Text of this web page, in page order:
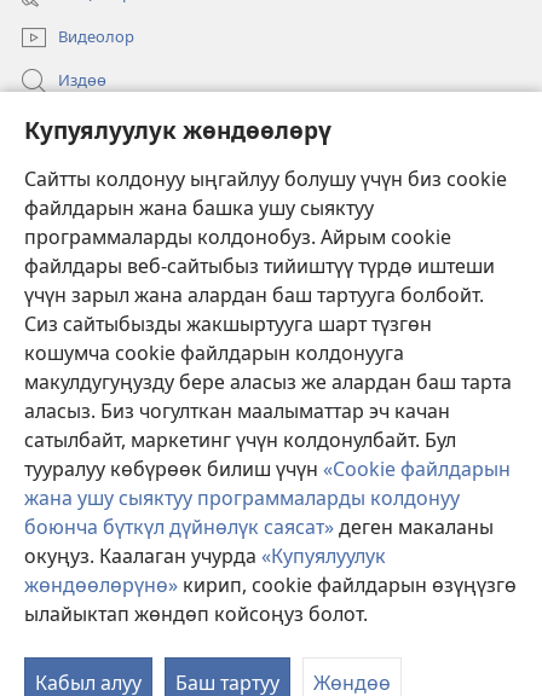
Купуялуулук жөндөөлөрү
Сайтты колдонуу ыңгайлуу болушу үчүн биз cookie
файлдарын жана башка ушу сыяктуу
программаларды колдонобуз. Айрым cookie
файлдары веб-сайтыбыз тийиштүү түрдө иштеши
үчүн зарыл жана алардан баш тартууга болбойт.
Сиз сайтыбызды жакшыртууга шарт түзгөн
кошумча cookie файлдарын колдонууга
макулдугуңузду бере аласыз же алардан баш тарта
аласыз. Биз чогулткан маалыматтар эч качан
сатылбайт, маркетинг үчүн колдонулбайт. Бул
тууралуу көбүрөөк билиш үчүн «Cookie файлдарын
жана ушу сыяктуу программаларды колдонуу
боюнча бүткүл дүйнөлүк саясат»деген макаланы
окуңуз. Каалаган учурда «Купуялуулук
жөндөөлөрүнө» кирип, cookie файлдарын өзүңүзгө
ылайыктап жөндөп койсоңуз болот.
Кабыл алуу Баш тартуу Жөндөө
ачат)
Видеолор
Издөө
Бийлик өкүлдөрү үчүн маалымат
(жаңы
терезе
ачат)
ОНЛАЙН КИТЕПКАНА
(жаңы
терезе
ачат) JW Hub
(жаңы
терезе
ачат) JW Library
Watchtower Library
Copyright© 2026 Watch Tower Bible and Tract Society of Pennsylvania.
КОЛДОНУУ ШАРТТАРЫ| КУПУЯЛУУЛУК САЯСАТЫ
ЖӨНДӨӨЛӨРҮ